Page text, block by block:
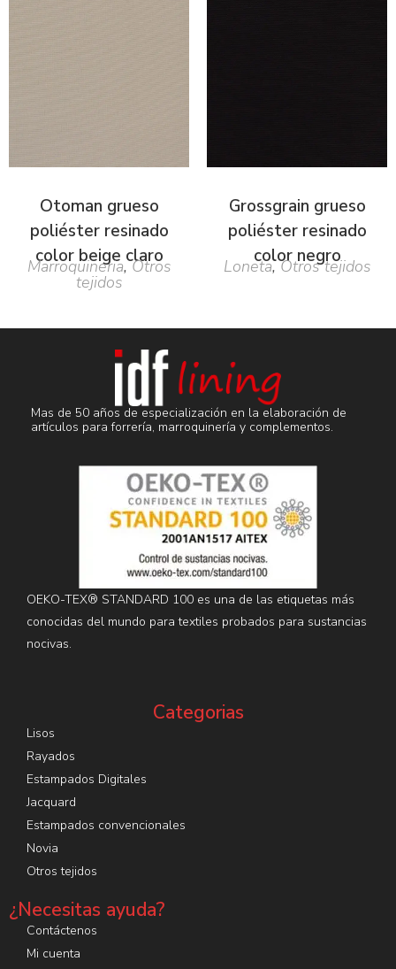
Otoman grueso
poliéster resinado
color beige claro
Marroquineria,Otros
tejidos
Grossgrain grueso
poliéster resinado
color negro
Loneta,Otros tejidos
Mas de 50 años de especialización en la elaboración de
artículos para forrería, marroquinería y complementos.
OEKO-TEX® STANDARD 100 es una de las etiquetas más
conocidas del mundo para textiles probados para sustancias
nocivas.
Categorias
Lisos
Rayados
Estampados Digitales
Jacquard
Estampados convencionales
Novia
Otros tejidos
¿Necesitas ayuda?
Contáctenos
Mi cuenta